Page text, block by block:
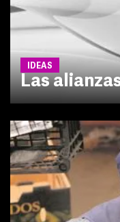
IDEAS
Las